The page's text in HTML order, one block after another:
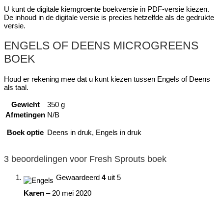
U kunt de digitale kiemgroente boekversie in PDF-versie kiezen.
De inhoud in de digitale versie is precies hetzelfde als de gedrukte
versie.
ENGELS OF DEENS MICROGREENS
BOEK
Houd er rekening mee dat u kunt kiezen tussen Engels of Deens
als taal.
Gewicht
350 g
Afmetingen N/B
Boek optie Deens in druk, Engels in druk
3 beoordelingen voor Fresh Sprouts boek
Gewaardeerd 4uit 5
Karen – 20 mei 2020